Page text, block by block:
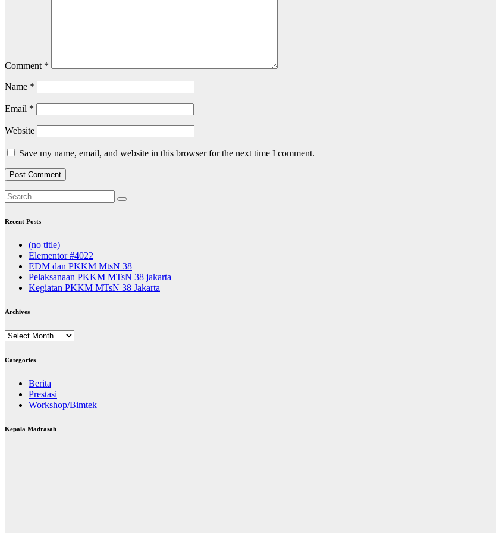
Comment *
Name *
Email *
Website
Save my name, email, and website in this browser for the next time I comment.
Recent Posts
(no title)
Elementor #4022
EDM dan PKKM MtsN 38
Pelaksanaan PKKM MTsN 38 jakarta
Kegiatan PKKM MTsN 38 Jakarta
Archives
Archives
Categories
Berita
Prestasi
Workshop/Bimtek
Kepala Madrasah